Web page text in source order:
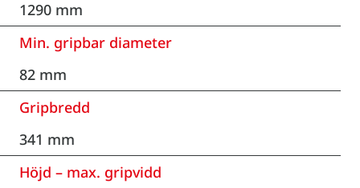
1290 mm
Min. gripbar diameter
82 mm
Gripbredd
341 mm
Höjd – max. gripvidd